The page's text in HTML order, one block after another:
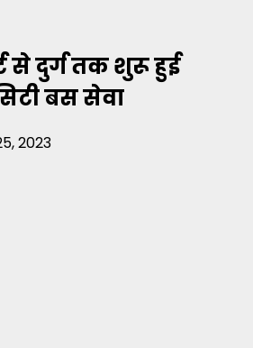
से दुर्ग तक शुरू हुई
बस सेवा
2023